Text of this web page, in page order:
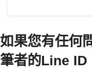
如果您有任何
筆者的Line